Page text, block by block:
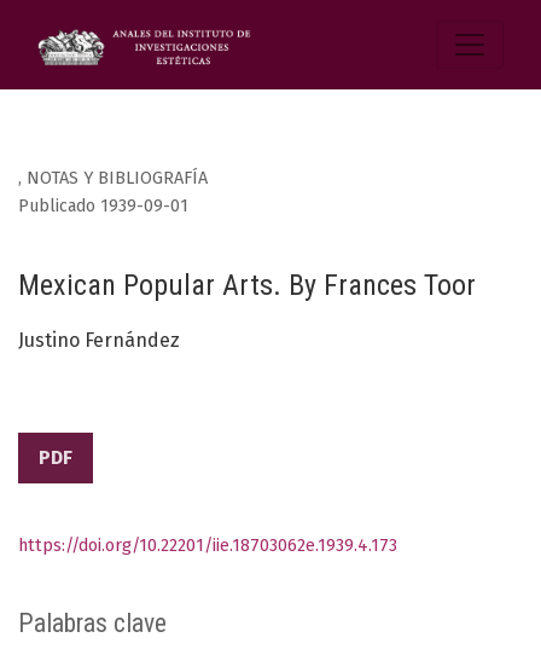
, NOTAS Y BIBLIOGRAFÍA
Mexican Popular Arts. By Frances Toor
Publicado 1939-09-01
Justino Fernández
PDF
Palabras clave
https://doi.org/10.22201/iie.18703062e.1939.4.173